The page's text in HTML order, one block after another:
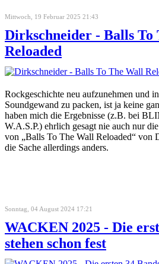
Mittwoch, 19 Februar 2025 21:43
Dirkschneider - Balls To
Reloaded
Rockgeschichte neu aufzunehmen und
Soundgewand zu packen, ist ja keine
haben mich die Ergebnisse (z.B. bei
W.A.S.P.) ehrlich gesagt nie auch nur
von „Balls To The Wall Reloaded“
die Sache allerdings anders.
Sonntag, 04 August 2024 17:21
WACKEN 2025 - Die
stehen schon fest